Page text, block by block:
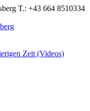
T.: +43 664 8510334
Zeit (Videos)